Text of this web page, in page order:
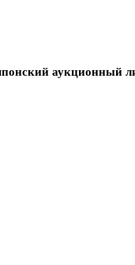
аукционный